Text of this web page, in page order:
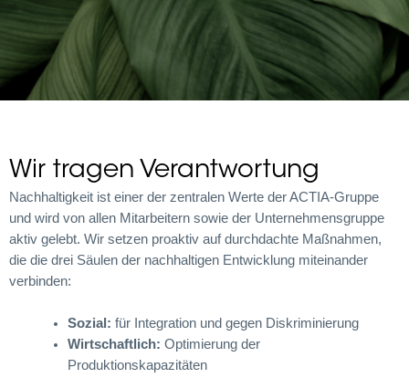
Wir tragen Verantwortung
Nachhaltigkeit ist einer der zentralen Werte der ACTIA-Gruppe
und wird von allen Mitarbeitern sowie der Unternehmensgruppe
aktiv gelebt. Wir setzen proaktiv auf durchdachte Maßnahmen,
die die drei Säulen der nachhaltigen Entwicklung miteinander
verbinden:
Sozial: für Integration und gegen Diskriminierung
Wirtschaftlich: Optimierung der
Produktionskapazitäten